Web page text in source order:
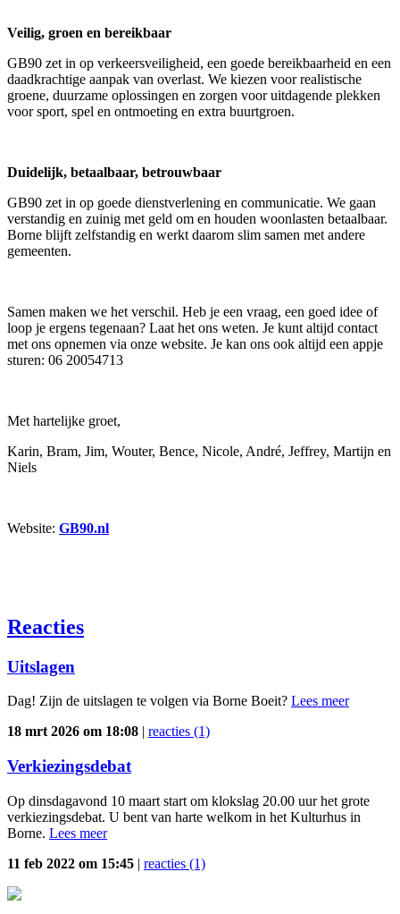
Veilig, groen en bereikbaar
GB90 zet in op verkeersveiligheid, een goede bereikbaarheid en een
daadkrachtige aanpak van overlast. We kiezen voor realistische
groene, duurzame oplossingen en zorgen voor uitdagende plekken
voor sport, spel en ontmoeting en extra buurtgroen.
Duidelijk, betaalbaar, betrouwbaar
GB90 zet in op goede dienstverlening en communicatie. We gaan
verstandig en zuinig met geld om en houden woonlasten betaalbaar.
Borne blijft zelfstandig en werkt daarom slim samen met andere
gemeenten.
Samen maken we het verschil. Heb je een vraag, een goed idee of
loop je ergens tegenaan? Laat het ons weten. Je kunt altijd contact
met ons opnemen via onze website. Je kan ons ook altijd een appje
sturen: 06 20054713
Met hartelijke groet,
Karin, Bram, Jim, Wouter, Bence, Nicole, André, Jeffrey, Martijn en
Niels
Website: GB90.nl
Reacties
Uitslagen
Dag! Zijn de uitslagen te volgen via Borne Boeit? Lees meer
18 mrt 2026 om 18:08 | reacties (1)
Verkiezingsdebat
Op dinsdagavond 10 maart start om klokslag 20.00 uur het grote
verkiezingsdebat. U bent van harte welkom in het Kulturhus in
Borne. Lees meer
11 feb 2022 om 15:45 | reacties (1)